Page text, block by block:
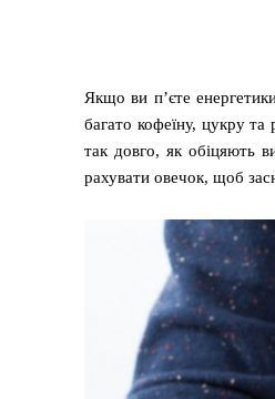
Якщо ви п’єте
багато кофеїну, цукру
так довго, як обіцяють
рахувати овечок, щоб